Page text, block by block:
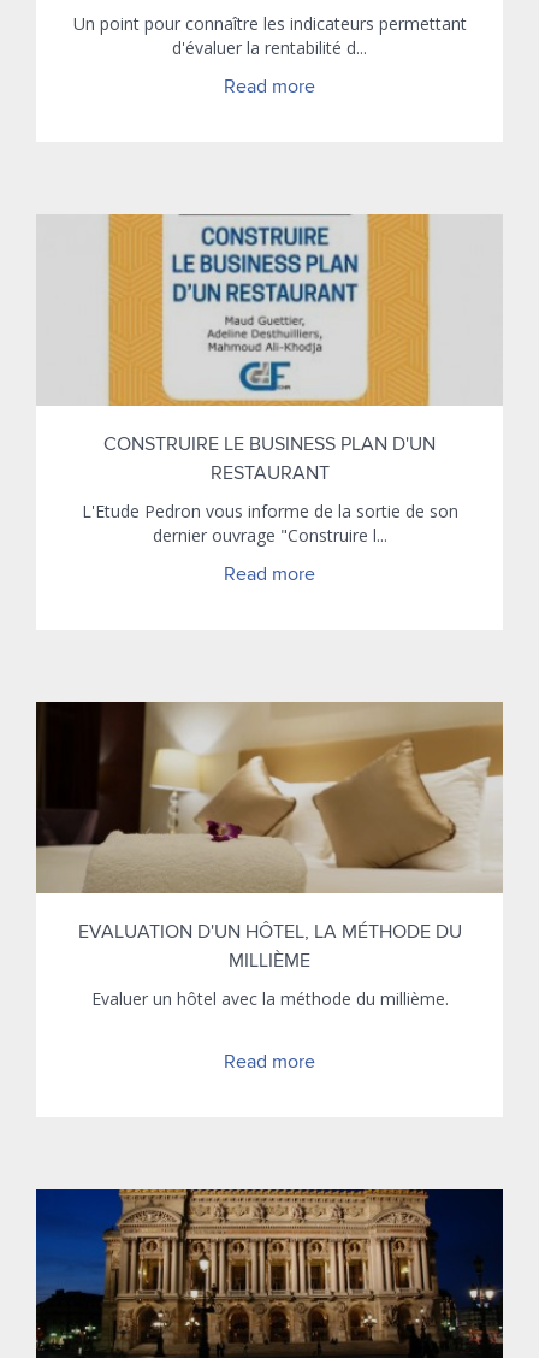
Un point pour connaître les indicateurs permettant
d'évaluer la rentabilité d...
Read more
CONSTRUIRE LE BUSINESS PLAN D'UN
RESTAURANT
L'Etude Pedron vous informe de la sortie de son
dernier ouvrage "Construire l...
Read more
EVALUATION D'UN HÔTEL, LA MÉTHODE DU
MILLIÈME
Evaluer un hôtel avec la méthode du millième.
Read more